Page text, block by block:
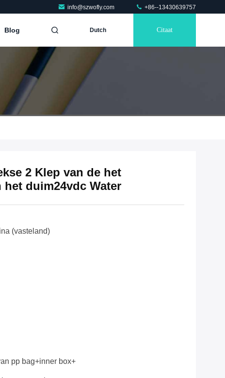
info@szwofly.com +86--13430639757
Blog Dutch Citaat
2 Klep van de het
duim24vdc Water
(vasteland)
pp bag+inner box+